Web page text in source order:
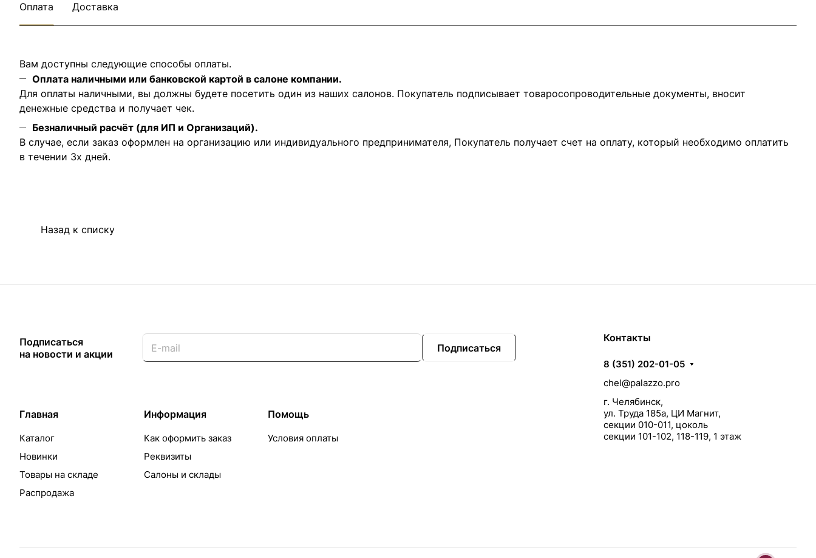
Оплата Доставка
Вам доступны следующие способы оплаты.
Оплата наличными или банковской картой в салоне компании.
Для оплаты наличными, вы должны будете посетить один из наших салонов. Покупатель подписывает товаросопроводительные документы, вносит
денежные средства и получает чек.
Безналичный расчёт (для ИП и Организаций).
В случае, если заказ оформлен на организацию или индивидуального предпринимателя, Покупатель получает счет на оплату, который необходимо оплатить
в течении 3х дней.
Назад к списку
Подписаться
на новости и акции
Подписаться
Главная
Каталог
Новинки
Товары на складе
Распродажа
Информация
Как оформить заказ
Реквизиты
Салоны и склады
Помощь
Условия оплаты
Контакты
8 (351) 202-01-05
chel@palazzo.pro
г. Челябинск,
ул. Труда 185а, ЦИ Магнит,
секции 010-011, цоколь
секции 101-102, 118-119, 1 этаж